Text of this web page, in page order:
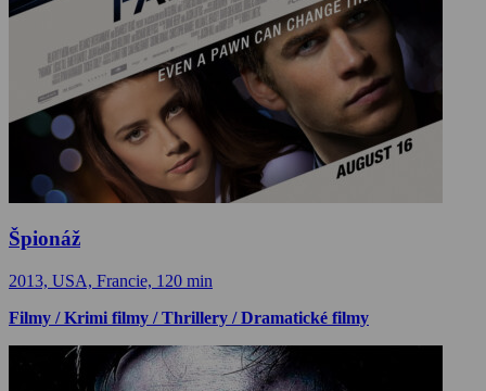
Špionáž
2013, USA, Francie, 120 min
Filmy / Krimi filmy / Thrillery / Dramatické filmy